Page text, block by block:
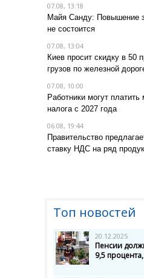
07.08, 13:18
Майя Санду: Повышение
не состоится
07.08, 13:04
Киев просит скидку в 50
грузов по железной
07.08, 10:00
Работники могут
налога с 2027 года
06.08, 19:44
Правительство
ставку НДС на ряд
Топ новостей
20.12.2025
Пенсии
9,5